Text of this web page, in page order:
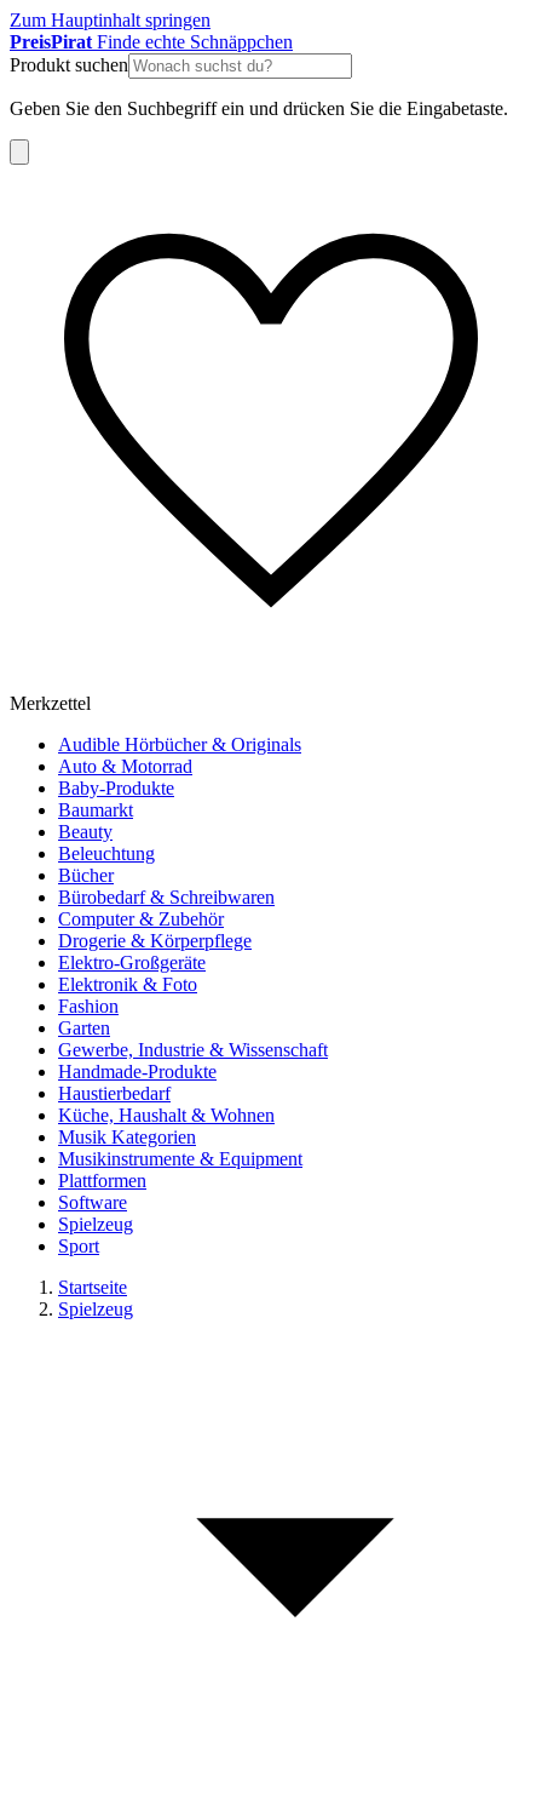
Zum Hauptinhalt springen
PreisPirat Finde echte Schnäppchen
Produkt suchen
Geben Sie den Suchbegriff ein und drücken Sie die Eingabetaste.
Merkzettel
Audible Hörbücher & Originals
Auto & Motorrad
Baby-Produkte
Baumarkt
Beauty
Beleuchtung
Bücher
Bürobedarf & Schreibwaren
Computer & Zubehör
Drogerie & Körperpflege
Elektro-Großgeräte
Elektronik & Foto
Fashion
Garten
Gewerbe, Industrie & Wissenschaft
Handmade-Produkte
Haustierbedarf
Küche, Haushalt & Wohnen
Musik Kategorien
Musikinstrumente & Equipment
Plattformen
Software
Spielzeug
Sport
Startseite
Spielzeug